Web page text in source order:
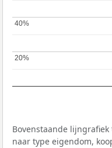
20%
20%
40%
40%
Bovenstaande
naar type eigendom,